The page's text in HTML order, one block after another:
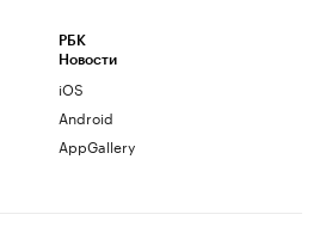
РБК
Новости
iOS
Android
AppGallery